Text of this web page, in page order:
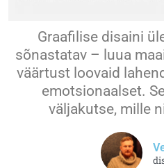
Graafilise disaini
sõnastatav – luua
väärtust loovaid
emotsionaalset.
väljakutse, mille